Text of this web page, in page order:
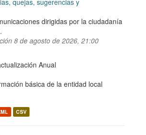
quejas, sugerencias y
dirigidas por la ciudadanía
8 de agosto de 2026, 21:00
Anual
básica de la entidad local
CSV